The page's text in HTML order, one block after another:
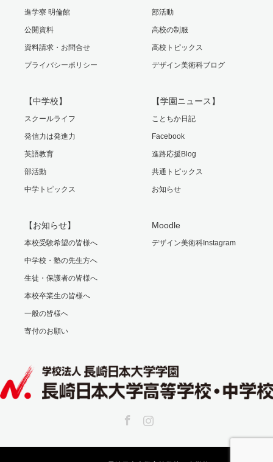
進学寮 明倫館
公開資料
資料請求・お問合せ
プライバシーポリシー
部活動
高校の制服
高校トピックス
デザイン美術科ブログ
【中学校】
スクールライフ
発信力は発進力
英語教育
部活動
中学トピックス
【学園ニュース】
ことちか日記
Facebook
進路応援Blog
共通トピックス
お知らせ
【お知らせ】
本校受験希望の皆様へ
中学校・塾の先生方へ
生徒・保護者の皆様へ
本校卒業生の皆様へ
一般の皆様へ
寄付のお願い
Moodle
デザイン美術科Instagram